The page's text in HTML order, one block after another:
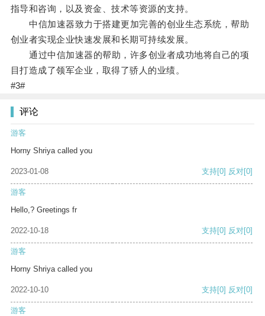
指导和咨询，以及资金、技术等资源的支持。
中信加速器致力于搭建更加完善的创业生态系统，帮助
创业者实现企业快速发展和长期可持续发展。
通过中信加速器的帮助，许多创业者成功地将自己的项
目打造成了领军企业，取得了骄人的业绩。
#3#
评论
游客
Horny Shriya called you
2023-01-08 支持[0] 反对[0]
游客
Hello,? Greetings fr
2022-10-18 支持[0] 反对[0]
游客
Horny Shriya called you
2022-10-10 支持[0] 反对[0]
游客